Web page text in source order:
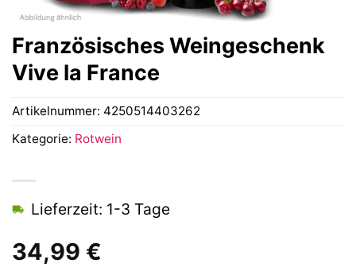
Französisches Weingeschenk
Vive la France
34,99 €
Lieferzeit: 1-3 Tage
Artikelnummer: 4250514403262
Kategorie: Rotwein